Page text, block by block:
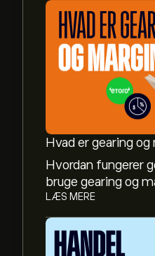
Hvad er gearing og
Hvordan fungerer
bruge gearing og
LÆS MERE